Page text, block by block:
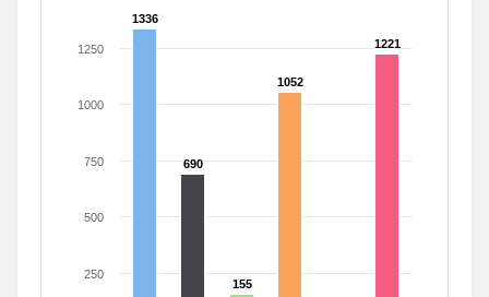
The chart has 1 X axis displaying categories.
The chart has 1 Y axis displaying values. Range: 0 to
1336
1336
690
690
155
155
1052
1052
1221
1221
250
500
750
1000
1250